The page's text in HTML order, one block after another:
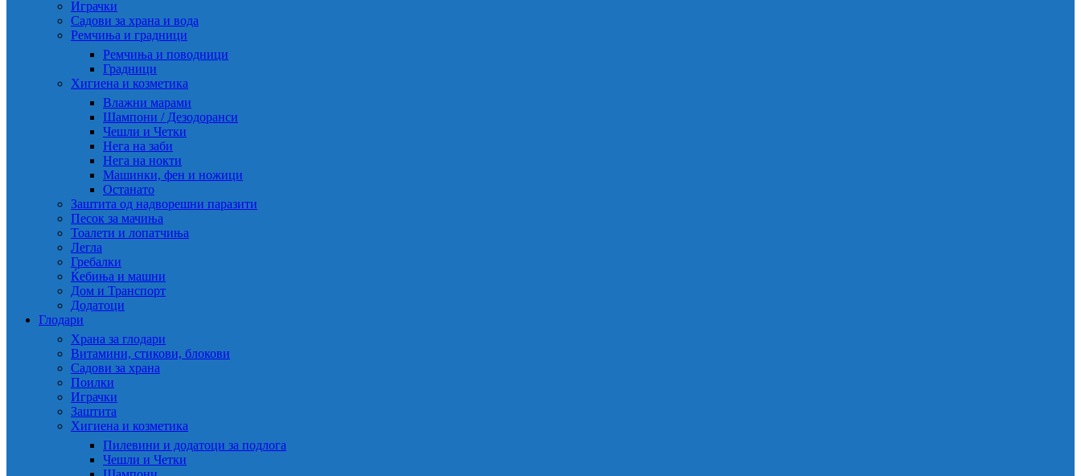
Играчки
Садови за храна и вода
Ремчиња и градници
Ремчиња и поводници
Градници
Хигиена и козметика
Влажни марами
Шампони / Дезодоранси
Чешли и Четки
Нега на заби
Нега на нокти
Машинки, фен и ножици
Останато
Заштита од надворешни паразити
Песок за мачиња
Тоалети и лопатчиња
Легла
Гребалки
Ќебиња и машни
Дом и Транспорт
Додатоци
Глодари
Храна за глодари
Витамини, стикови, блокови
Садови за храна
Поилки
Играчки
Заштита
Хигиена и козметика
Пилевини и додатоци за подлога
Чешли и Четки